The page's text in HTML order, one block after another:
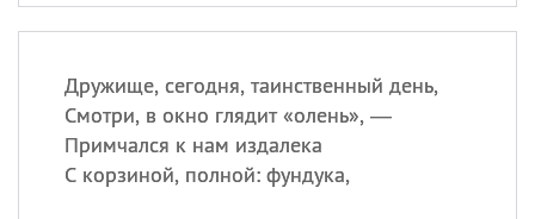
Дружище, сегодня, таинственный день,
Смотри, в окно глядит «олень», —
Примчался к нам издалека
С корзиной, полной: фундука,